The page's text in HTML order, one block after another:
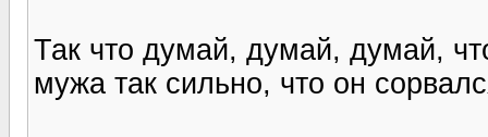
Так что думай, думай, думай,
мужа так сильно, что он